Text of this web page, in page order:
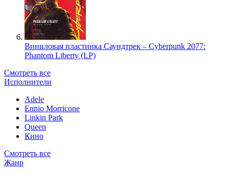
Виниловая пластинка Саундтрек – Cyberpunk 2077:
Phantom Liberty (LP)
Смотреть все
Исполнители
Adele
Ennio Morricone
Linkin Park
Queen
Кино
Смотреть все
Жанр